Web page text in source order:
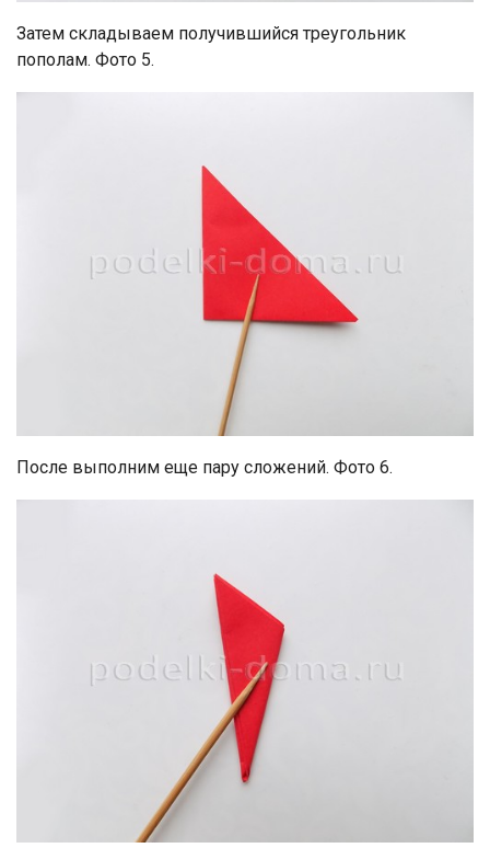
Затем складываем получившийся треугольник
пополам. Фото 5.
После выполним еще пару сложений. Фото 6.